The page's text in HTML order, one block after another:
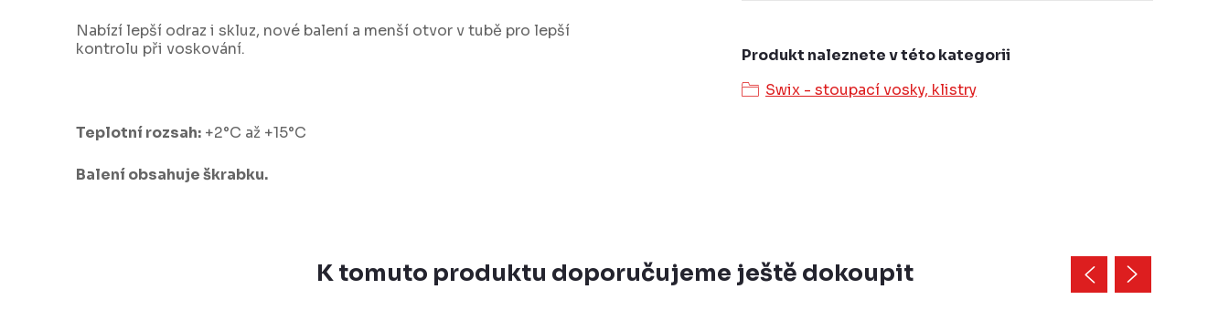
Nabízí lepší odraz i skluz, nové balení a menší otvor v tubě pro lepší
kontrolu při voskování.
Teplotní rozsah: +2°C až +15°C
Balení obsahuje škrabku.
Produkt naleznete v této kategorii
Swix - stoupací vosky, klistry
K tomuto produktu doporučujeme ještě dokoupit